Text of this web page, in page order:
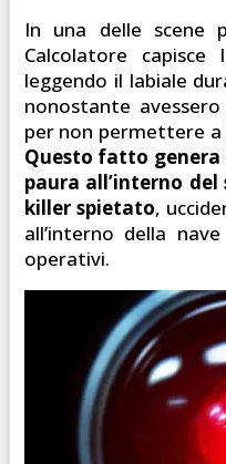
In una delle scene
Calcolatore
leggendo il labiale
nonostante
per non permettere a
Questo fatto
paura all’interno
killer spietato,
all’interno della
operativi.